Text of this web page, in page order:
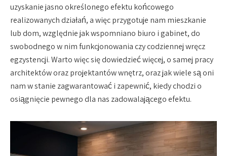
uzyskanie jasno określonego efektu końcowego
realizowanych działań, a więc przygotuje nam mieszkanie
lub dom, względnie jak wspomniano biuro i gabinet, do
swobodnego w nim funkcjonowania czy codziennej wręcz
egzystencji. Warto więc się dowiedzieć więcej, o samej pracy
architektów oraz projektantów wnętrz, oraz jak wiele są oni
nam w stanie zagwarantować i zapewnić, kiedy chodzi o
osiągnięcie pewnego dla nas zadowalającego efektu.